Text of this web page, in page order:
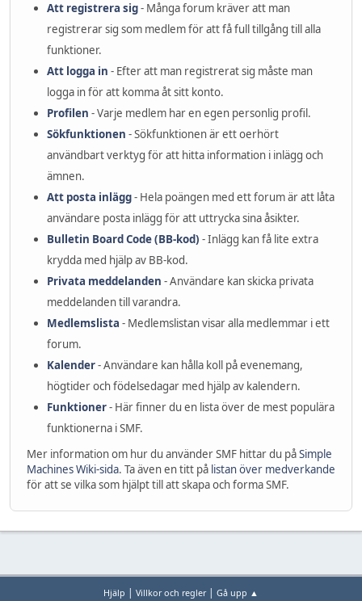
Att registrera sig- Många forum kräver att man
registrerar sig som medlem för att få full tillgång till alla
funktioner.
Att logga in - Efter att man registrerat sig måste man
logga in för att komma åt sitt konto.
Profilen - Varje medlem har en egen personlig profil.
Sökfunktionen - Sökfunktionen är ett oerhört
användbart verktyg för att hitta information i inlägg och
ämnen.
Att posta inlägg- Hela poängen med ett forum är att låta
användare posta inlägg för att uttrycka sina åsikter.
Bulletin Board Code (BB-kod) - Inlägg kan få lite extra
krydda med hjälp av BB-kod.
Privata meddelanden - Användare kan skicka privata
meddelanden till varandra.
Medlemslista - Medlemslistan visar alla medlemmar i ett
forum.
Kalender- Användare kan hålla koll på evenemang,
högtider och födelsedagar med hjälp av kalendern.
Funktioner- Här finner du en lista över de mest populära
funktionerna i SMF.
Mer information om hur du använder SMF hittar du påSimple
Machines Wiki-sida. Ta även en titt på listan över medverkande
för att se vilka som hjälpt till att skapa och forma SMF.
Hjälp | Villkor och regler| Gå upp ▲